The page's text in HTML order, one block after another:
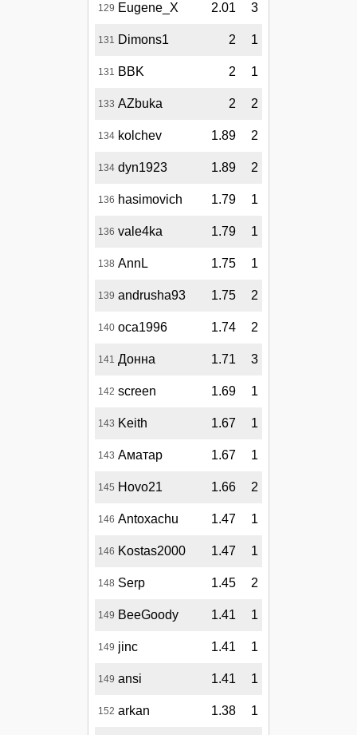
129 Eugene_X 2.01 3
131 Dimons1 2 1
131 BBK 2 1
133 AZbuka 2 2
134 kolchev 1.89 2
134 dyn1923 1.89 2
136 hasimovich 1.79 1
136 vale4ka 1.79 1
138 AnnL 1.75 1
139 andrusha93 1.75 2
140 oca1996 1.74 2
141 Донна 1.71 3
142 screen 1.69 1
143 Keith 1.67 1
143 Аматар 1.67 1
145 Hovo21 1.66 2
146 Antoxachu 1.47 1
146 Kostas2000 1.47 1
148 Serp 1.45 2
149 BeeGoody 1.41 1
149 jinc 1.41 1
149 ansi 1.41 1
152 arkan 1.38 1